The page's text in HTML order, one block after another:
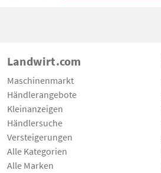
Landwirt.com
Maschinenmarkt
Händlerangebote
Kleinanzeigen
Händlersuche
Versteigerungen
Alle Kategorien
Alle Marken